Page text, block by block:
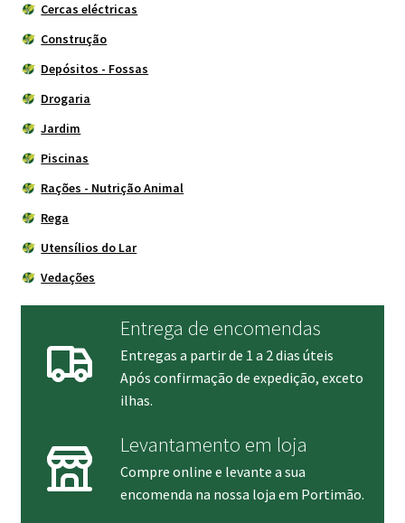
Cercas eléctricas
Construção
Depósitos - Fossas
Drogaria
Jardim
Piscinas
Rações - Nutrição Animal
Rega
Utensílios do Lar
Vedações
Entrega de encomendas
Entregas a partir de 1 a 2 dias úteis
Após confirmação de expedição, exceto
ilhas.
Levantamento em loja
Compre online e levante a sua
encomenda na nossa loja em Portimão.